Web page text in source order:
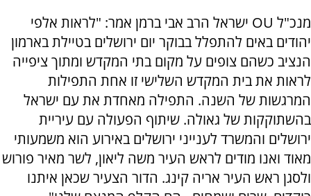
מנכ"ל OU ישראל הרב אבי ברמן אמר: "לראות אלפי
יהודים באים להתפלל בבוקר יום ירושלים בטיילת בארמון
הנציב כשהם צופים על מקום בתי המקדש ומתוך ציפייה
לראות את בית המקדש השלישי זו אחת התפילות
המרגשות של השנה. התפילה מאחדת את עם ישראל
בהשתוקקות של גאולה. שיתוף הפעולה עם עיריית
ירושלים והמשרד לענייני ירושלים באירוע הוא משמעותי
מאוד ואנו מודים לראש העיר משה ליאון, לשר מאיר פורוש
ולסגן ראש העיר אריה קינג. הדור הצעיר שכאן איתנו